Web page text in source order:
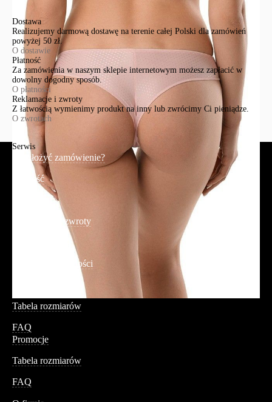
Dostawa
Realizujemy darmową dostawę na terenie całej Polski dla zamówień
powyżej 50 zł.
O dostawie
Płatność
Za zamówienia w naszym sklepie internetowym możesz zapłacić w
dowolny dogodny sposób.
O płatności
Reklamacje i zwroty
Z łatwością wymienimy produkt na inny lub zwrócimy Ci pieniądze.
O zwrotach
Serwis
Jak złożyć zamówienie?
Płatność
Reklamacje i zwroty
Polityka prywatności
Tabela rozmiarów
FAQ
Promocje
Tabela rozmiarów
FAQ